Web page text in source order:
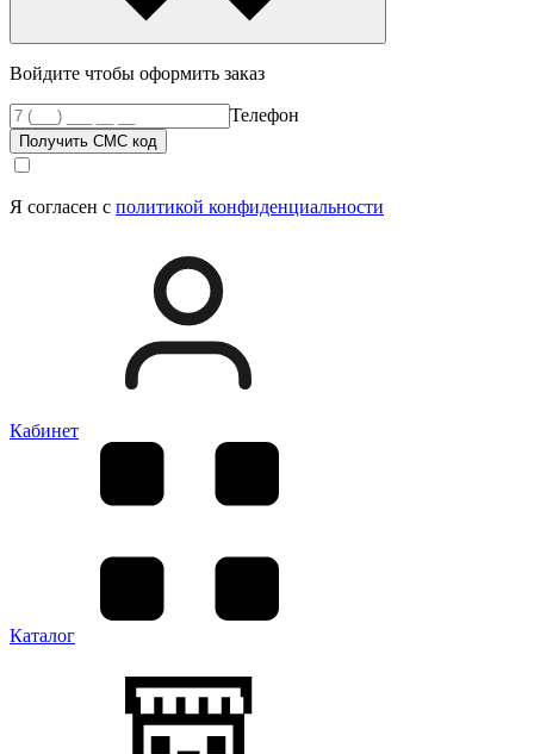
Войдите чтобы оформить заказ
Телефон
Получить СМС код
Я согласен с политикой конфиденциальности
Кабинет
Каталог